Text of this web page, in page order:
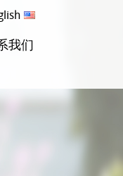
我们